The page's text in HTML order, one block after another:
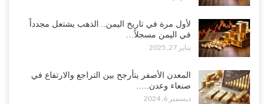
لأول مرة في تاريخ اليمن.. الذهب يشتعل مجدداً
في اليمن مسجلاً…
يناير 27, 2025
المعدن الأصفر يتأرجح بين التراجع والارتفاع في
صنعاء وعدن..…
ديسمبر 6, 2024